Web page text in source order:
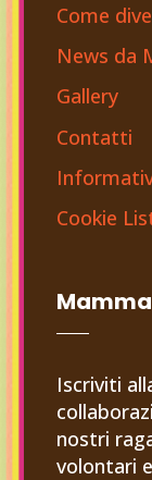
Come
News da
Gallery
Contatti
Cookie
Iscriviti
nostri
volontari